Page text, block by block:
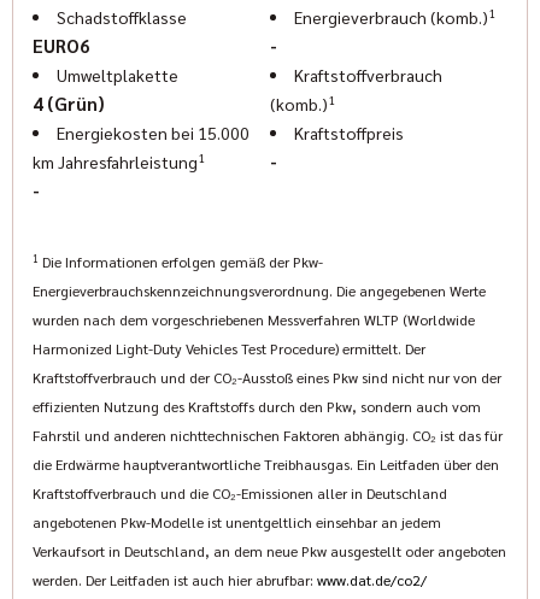
SPORT AUSPUFFANLAGE
mit Klappensteuerung
• 2 Jahre Premium Garantie Versicherung #82632
Wichtig !!! Wir bieten offizielle Dodge Modelle
(Ram/Durango/Challenger/Charger) für den Europamarkt
an !!!
Wir sind der Münchner US-Car-Händler mit 45 Jahren Erfahrung
Chrysler. Selbstverständlich gehören auch der vollumfängliche
Werkstattservice sowie anspruchsvolle
Fahrzeugveredelungen (auf Wunsch mit Leistungsmessung auf
eigenem Prüfstand) zu unserer Produktpalette. Einige unserer
Fahrzeugmodelle sowie die komplette Range an Indian
Motorrädern stehen von April bis Oktober auch zur Anmietung
zur Verfügung. Genauere Informationen hierzu finden Sie unter
der Rubrik Vermietung auf unsere Homepage. Schauen Sie
doch einfach mal vorbei auf www.geigercars.de.
Wir freuen uns auf Ihre Kontaktaufnahme.
Sven Hoeßer: (089) 427164-33
Pascal Halbroth: (089) 427164-19
Schadstoffklasse
EURO6
Energieverbrauch (komb.)1
-
Umweltplakette
4 (Grün)
Kraftstoffverbrauch
(komb.)1
Energiekosten bei 15.000
km Jahresfahrleistung1
-
Kraftstoffpreis
-
1 Die Informationen erfolgen gemäß der Pkw-
Energieverbrauchskennzeichnungsverordnung. Die angegebenen Werte
wurden nach dem vorgeschriebenen Messverfahren WLTP (Worldwide
Harmonized Light-Duty Vehicles Test Procedure) ermittelt. Der
Kraftstoffverbrauch und der CO₂-Ausstoß eines Pkw sind nicht nur von der
effizienten Nutzung des Kraftstoffs durch den Pkw, sondern auch vom
Fahrstil und anderen nichttechnischen Faktoren abhängig. CO₂ ist das für
die Erdwärme hauptverantwortliche Treibhausgas. Ein Leitfaden über den
Kraftstoffverbrauch und die CO₂-Emissionen aller in Deutschland
angebotenen Pkw-Modelle ist unentgeltlich einsehbar an jedem
Verkaufsort in Deutschland, an dem neue Pkw ausgestellt oder angeboten
werden. Der Leitfaden ist auch hier abrufbar: www.dat.de/co2/